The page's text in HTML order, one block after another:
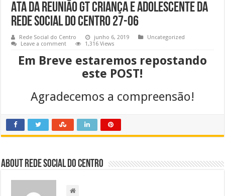
Ata da Reunião GT Criança e Adolescente da
Rede Social do Centro 27-06
Rede Social do Centro junho 6, 2019
Uncategorized
Leave a comment
1,316 Views
Em Breve estaremos repostando
este POST!
Agradecemos a compreensão!
About Rede Social do Centro